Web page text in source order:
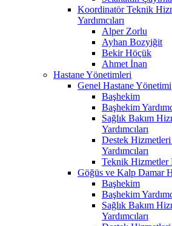
Koordinatör Teknik
Yardımcıları
Alper Zorlu
Ayhan Bozyiğit
Bekir Höçük
Ahmet İnan
Hastane Yönetimleri
Genel Hastane Yönetimi
Başhekim
Başhekim
Sağlık Bakım
Yardımcıları
Destek
Yardımcıları
Teknik Hizmetler
Göğüs ve Kalp Damar
Başhekim
Başhekim
Sağlık Bakım
Yardımcıları